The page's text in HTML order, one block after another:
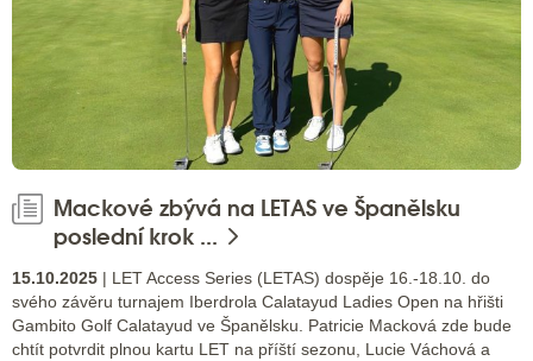
Mackové zbývá na LETAS ve Španělsku
poslední krok ...
15.10.2025 | LET Access Series (LETAS) dospěje 16.-18.10. do
svého závěru turnajem Iberdrola Calatayud Ladies Open na hřišti
Gambito Golf Calatayud ve Španělsku. Patricie Macková zde bude
chtít potvrdit plnou kartu LET na příští sezonu, Lucie Váchová a